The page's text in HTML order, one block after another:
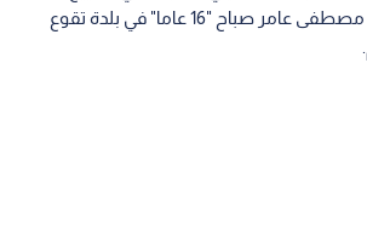
جثمان الشهيد الفتى مصطفى عامر صباح "16 عاما" في بلدة تقوع